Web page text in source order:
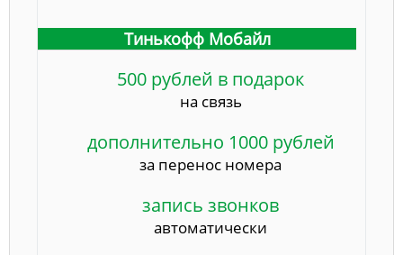
Тинькофф Мобайл
500 рублей в подарок
на связь
дополнительно 1000 рублей
за перенос номера
запись звонков
автоматически